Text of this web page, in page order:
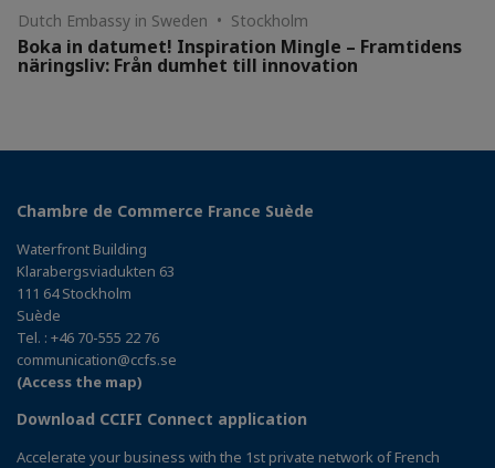
Dutch Embassy in Sweden • Stockholm
Boka in datumet! Inspiration Mingle – Framtidens
näringsliv: Från dumhet till innovation
Chambre de Commerce France Suède
Waterfront Building
Klarabergsviadukten 63
111 64 Stockholm
Suède
Tel. : +46 70-555 22 76
communication@ccfs.se
(Access the map)
Download CCIFI Connect application
Accelerate your business with the 1st private network of French